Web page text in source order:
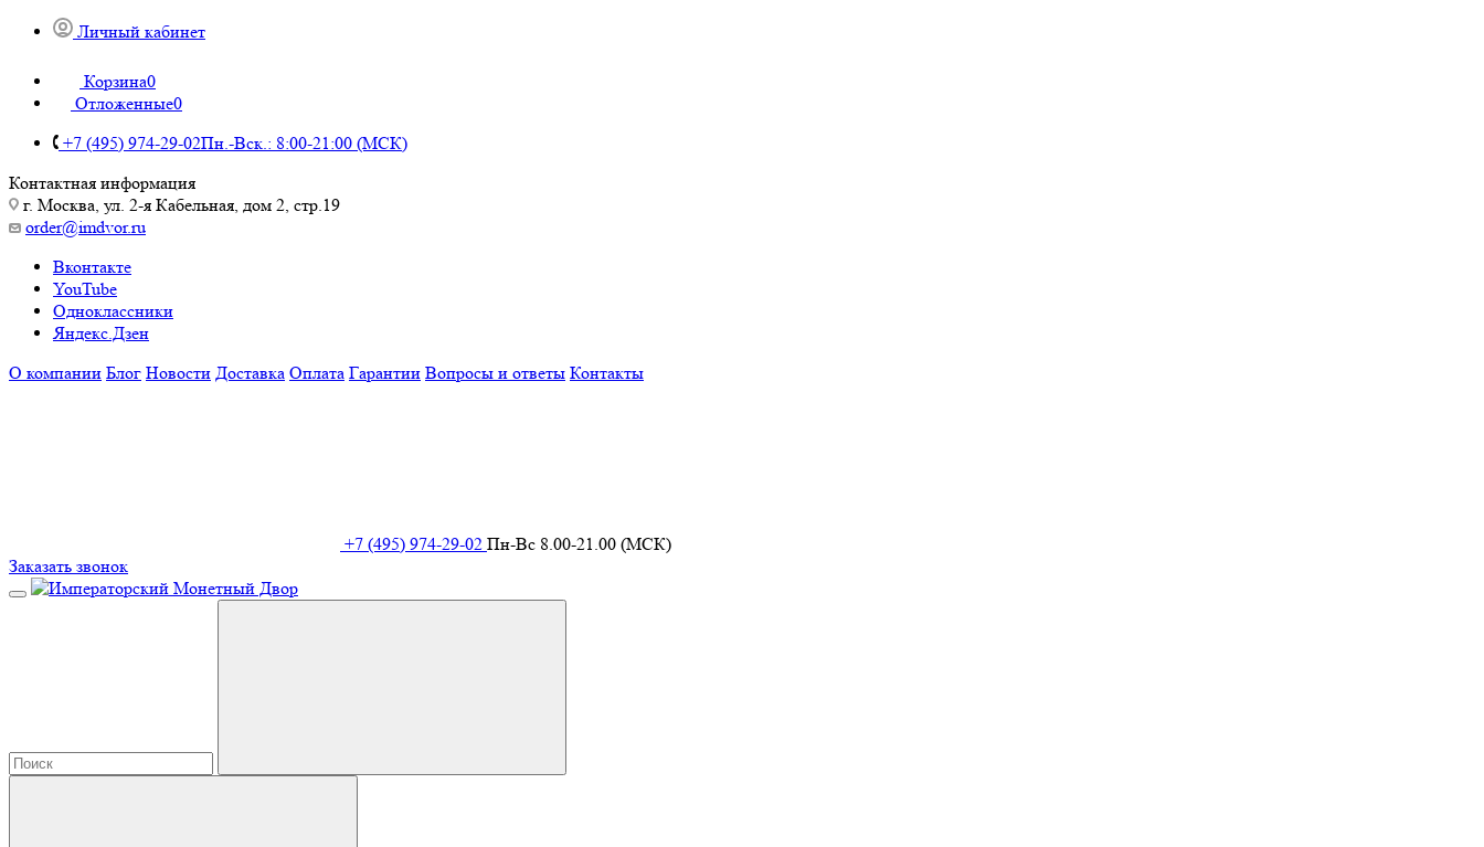
Личный кабинет
Корзина0
Отложенные0
+7 (495) 974-29-02Пн.-Вск.: 8:00-21:00 (МСК)
Контактная информация
г. Москва, ул. 2-я Кабельная, дом 2, стр.19
order@imdvor.ru
Вконтакте
YouTube
Одноклассники
Яндекс.Дзен
О компании Блог Новости Доставка Оплата Гарантии Вопросы и ответы Контакты
+7 (495) 974-29-02 Пн-Вс 8.00-21.00 (МСК)
Заказать звонок